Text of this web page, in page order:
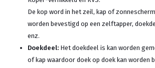
De kop word in het zeil, kap of
worden bevestigd op een zelftapper,
enz.
Doekdeel: Het doekdeel is kan worden
of kap waardoor doek op doek kan worden